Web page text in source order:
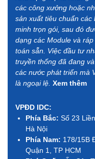
các công xưởng hoặc
sản xuất tiêu chuẩn
minh trọn gói, sau đó
dạng các Module và
toán sẵn. Việc đầu tư
truyền thống đã đang
các nước phát triển mà
là ngoại lệ. Xem thêm
VPĐD IDC:
Phía Bắc: Số 23
Hà Nội
Phía Nam: 178/15B
Quận 1, TP HCM